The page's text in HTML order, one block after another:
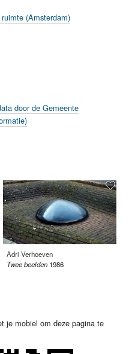
(Amsterdam)
door de Gemeente
Adri Verhoeven
Twee beelden 1986
je mobiel om deze pagina te